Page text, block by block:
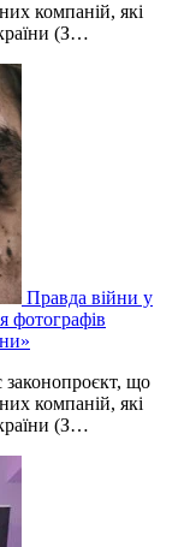
компаній, які
(З…
Правда війни у
фотографів
законопроєкт, що
компаній, які
(З…